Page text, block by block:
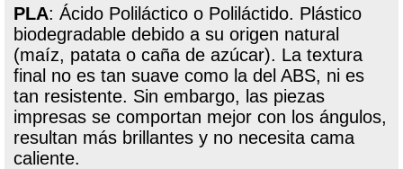
PLA: Ácido Poliláctico o Poliláctido. Plástico
biodegradable debido a su origen natural
(maíz, patata o caña de azúcar). La textura
final no es tan suave como la del ABS, ni es
tan resistente. Sin embargo, las piezas
impresas se comportan mejor con los ángulos,
resultan más brillantes y no necesita cama
caliente.